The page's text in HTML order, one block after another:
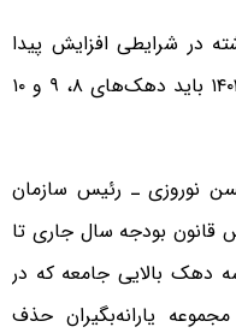
در شرایطی افزایش پیدا
کرده که بر اساس قانون بودجه سال ۱۴۰۴ باید دهک‌های ۸، ۹ و ۱۰
نوروزی ـ رئیس سازمان
قانون بودجه سال جاری تا
دهک بالایی جامعه که در
از مجموعه یارانه‌بگیران حذف